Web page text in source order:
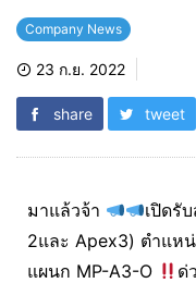
Company News
23 ก.ย. 2022
share tweet
มาแล้วจ้า
เปิดรั
2และ Apex3) ตำแห
แผนก MP-A3-O
ด่